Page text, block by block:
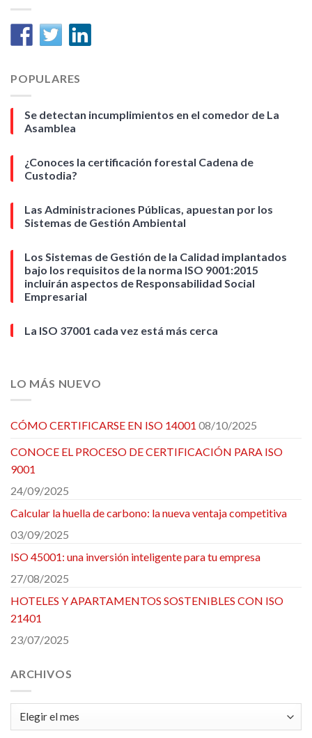
POPULARES
Se detectan incumplimientos en el comedor de La
Asamblea
¿Conoces la certificación forestal Cadena de
Custodia?
Las Administraciones Públicas, apuestan por los
Sistemas de Gestión Ambiental
Los Sistemas de Gestión de la Calidad implantados
bajo los requisitos de la norma ISO 9001:2015
incluirán aspectos de Responsabilidad Social
Empresarial
La ISO 37001 cada vez está más cerca
LO MÁS NUEVO
CÓMO CERTIFICARSE EN ISO 14001 08/10/2025
CONOCE EL PROCESO DE CERTIFICACIÓN PARA ISO
9001
24/09/2025
Calcular la huella de carbono: la nueva ventaja competitiva
03/09/2025
ISO 45001: una inversión inteligente para tu empresa
27/08/2025
HOTELES Y APARTAMENTOS SOSTENIBLES CON ISO
21401
23/07/2025
ARCHIVOS
Archivos